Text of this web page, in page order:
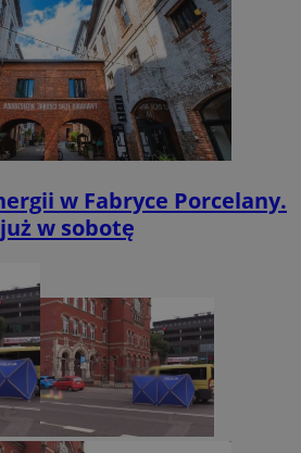
w Fabryce Porcelany.
w sobotę